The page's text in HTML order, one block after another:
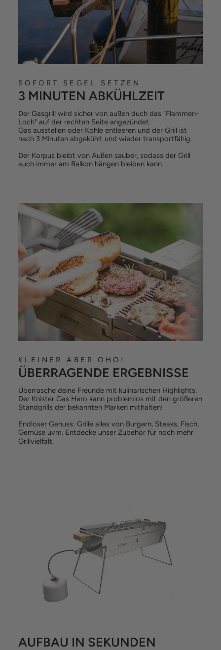
SOFORT SEGEL SETZEN
3 MINUTEN ABKÜHLZEIT
Der Gasgrill wird sicher von außen duch das "Flammen-
Loch" auf der rechten Seite angezündet.
Gas ausstellen oder Kohle entleeren und der Grill ist
nach 3 Minuten abgekühlt und wieder transportfähig.
Der Korpus bleibt von Außen sauber, sodass der Grill
auch immer am Balkon hängen bleiben kann.
KLEINER ABER OHO!
ÜBERRAGENDE ERGEBNISSE
Überrasche deine Freunde mit kulinarischen Highlights.
Der Knister Gas Hero kann problemlos mit den größeren
Standgrills der bekannten Marken mithalten!
Endloser Genuss: Grille alles von Burgern, Steaks, Fisch,
Gemüse uvm. Entdecke unser Zubehör für noch mehr
Grillvielfalt.
AUFBAU IN SEKUNDEN